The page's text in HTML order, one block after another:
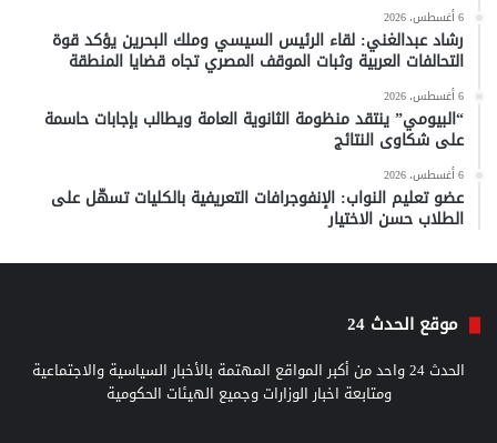
6 أغسطس، 2026
رشاد عبدالغني: لقاء الرئيس السيسي وملك البحرين يؤكد قوة
التحالفات العربية وثبات الموقف المصري تجاه قضايا المنطقة
6 أغسطس، 2026
“البيومي” ينتقد منظومة الثانوية العامة ويطالب بإجابات حاسمة
على شكاوى النتائج
6 أغسطس، 2026
عضو تعليم النواب: الإنفوجرافات التعريفية بالكليات تسهّل على
الطلاب حسن الاختيار
موقع الحدث 24
الحدث 24 واحد من أكبر المواقع المهتمة بالأخبار السياسية والاجتماعية
ومتابعة اخبار الوزارات وجميع الهيئات الحكومية